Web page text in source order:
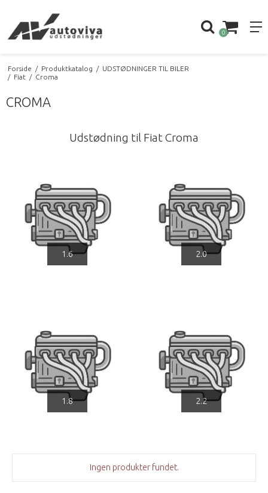
0
Forside / Produktkatalog / UDSTØDNINGER TIL BILER
/ Fiat / Croma
CROMA
Udstødning til Fiat Croma
1.6 2.0
1.8 2.2
Ingen produkter fundet.